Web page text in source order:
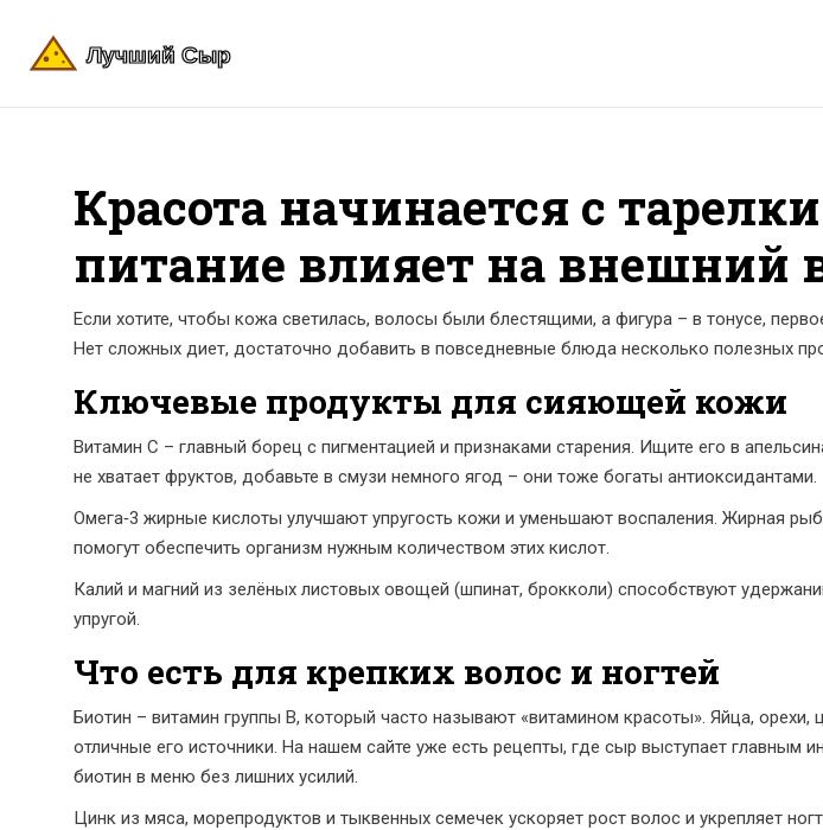
Красота начинается с
питание влияет на внешний
Если хотите, чтобы кожа светилась, волосы были блестящими, а фигура – в тонусе,
Нет сложных диет, достаточно добавить в повседневные блюда несколько полезных
Ключевые продукты для сияющей кожи
Витамин С – главный борец с пигментацией и признаками старения. Ищите его в
не хватает фруктов, добавьте в смузи немного ягод – они тоже богаты антиоксидантами.
Омега‑3 жирные кислоты улучшают упругость кожи и уменьшают воспаления. Жирная
помогут обеспечить организм нужным количеством этих кислот.
Калий и магний из зелёных листовых овощей (шпинат, брокколи) способствуют
упругой.
Что есть для крепких волос и ногтей
Биотин – витамин группы B, который часто называют «витамином красоты». Яйца, орехи,
отличные его источники. На нашем сайте уже есть рецепты, где сыр выступает главным
биотин в меню без лишних усилий.
Цинк из мяса, морепродуктов и тыквенных семечек ускоряет рост волос и укрепляет